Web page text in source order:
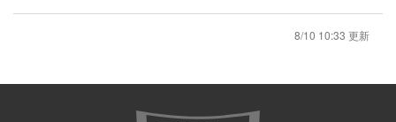
8/10 10:33 更新